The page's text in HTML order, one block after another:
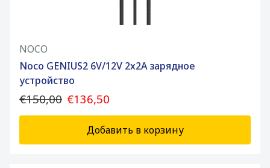
NOCO
Noco GENIUS2 6V/12V 2x2A зарядное
устройство
€150,00 €136,50
Добавить в корзину